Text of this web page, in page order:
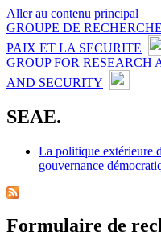
Aller au contenu principal
GROUPE DE
PAIX ET LA SECURITE
GROUP FOR RESEARCH
AND SECURITY
SEAE.
La politique extérieure
gouvernance
Formulaire de